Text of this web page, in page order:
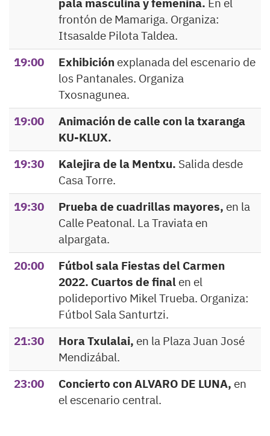
pala masculina y femenina. En el
frontón de Mamariga. Organiza:
Itsasalde Pilota Taldea.
19:00
Exhibición explanada del escenario de
los Pantanales. Organiza
Txosnagunea.
19:00
Animación de calle con la txaranga
KU-KLUX.
19:30
Kalejira de la Mentxu. Salida desde
Casa Torre.
19:30
Prueba de cuadrillas mayores, en la
Calle Peatonal. La Traviata en
alpargata.
20:00
Fútbol sala Fiestas del Carmen
2022. Cuartos de final en el
polideportivo Mikel Trueba. Organiza:
Fútbol Sala Santurtzi.
21:30
Hora Txulalai, en la Plaza Juan José
Mendizábal.
23:00
Concierto con ALVARO DE LUNA, en
el escenario central.